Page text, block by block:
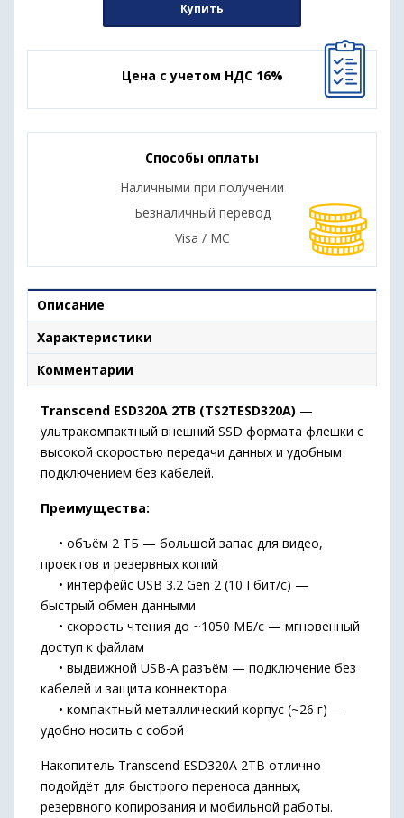
Купить
Цена с учетом НДС 16%
Способы оплаты
Наличными при получении
Безналичный перевод
Visa / MC
Описание
Характеристики
Комментарии
Transcend ESD320A 2TB (TS2TESD320A) —
ультракомпактный внешний SSD формата флешки с
высокой скоростью передачи данных и удобным
подключением без кабелей.
Преимущества:
• объём 2 ТБ — большой запас для видео,
проектов и резервных копий
• интерфейс USB 3.2 Gen 2 (10 Гбит/с) —
быстрый обмен данными
• скорость чтения до ~1050 МБ/с — мгновенный
доступ к файлам
• выдвижной USB-A разъём — подключение без
кабелей и защита коннектора
• компактный металлический корпус (~26 г) —
удобно носить с собой
Накопитель Transcend ESD320A 2TB отлично
подойдёт для быстрого переноса данных,
резервного копирования и мобильной работы.